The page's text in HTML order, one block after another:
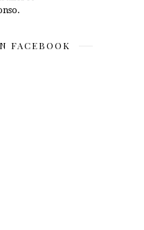
FACEBOOK